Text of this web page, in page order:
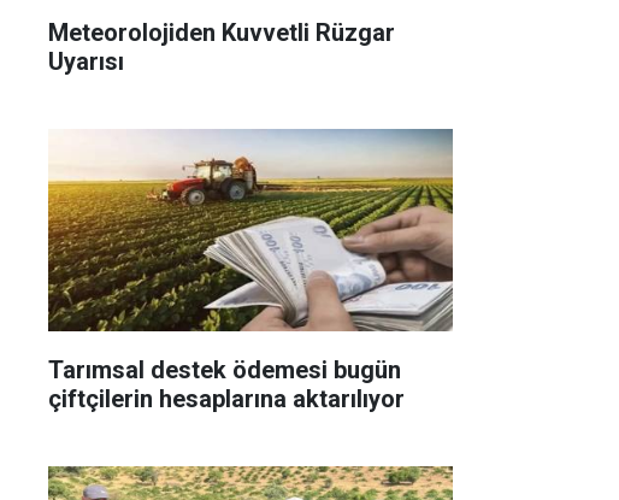
Meteorolojiden Kuvvetli Rüzgar
Uyarısı
Tarımsal destek ödemesi bugün
çiftçilerin hesaplarına aktarılıyor